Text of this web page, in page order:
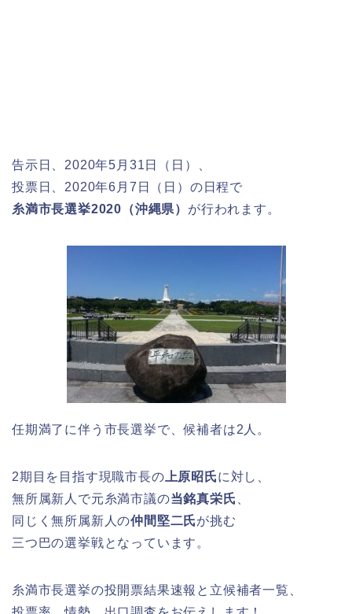
告示日、2020年5月31日（日）、
投票日、2020年6月7日（日）の日程で
糸満市長選挙2020（沖縄県） が行われます。
任期満了に伴う市長選挙で、候補者は2人。
2期目を目指す現職市長の 上原昭氏に対し、
無所属新人で元糸満市議の当銘真栄氏
同じく無所属新人の仲間堅二氏が挑む
三つ巴の選挙戦となっています。
糸満市長選挙の投開票結果速報と立候補者一覧、